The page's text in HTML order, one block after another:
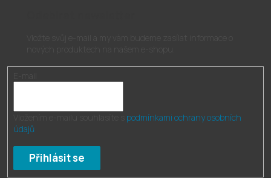
podmínkami ochrany osobních
údajů
Přihlásit se